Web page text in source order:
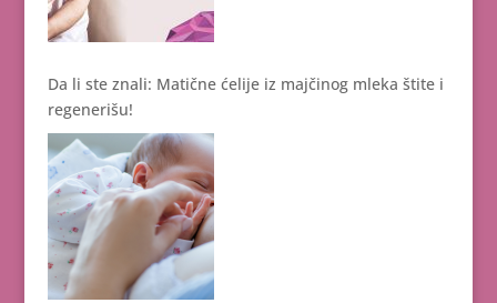
Da li ste znali: Matične ćelije iz majčinog mleka štite i
regenerišu!